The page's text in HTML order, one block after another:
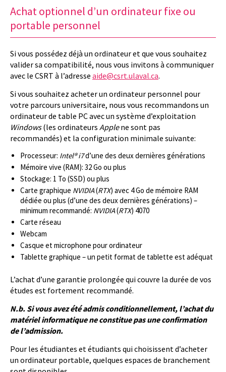
Achat optionnel d’un ordinateur fixe ou
portable personnel
Si vous possédez déjà un ordinateur et que vous souhaitez
valider sa compatibilité, nous vous invitons à communiquer
avec le CSRT à l’adresse aide@csrt.ulaval.ca.
Si vous souhaitez acheter un ordinateur personnel pour
votre parcours universitaire, nous vous recommandons un
ordinateur de table PC avec un système d’exploitation
Windows(les ordinateurs Applene sont pas
recommandés) et la configuration minimale suivante:
Processeur: Intel® i7d’une des deux dernières générations
Mémoire vive (RAM): 32 Go ou plus
Stockage: 1 To (SSD) ou plus
Carte graphique NVIDIA(RTX) avec 4 Go de mémoire RAM
dédiée ou plus (d’une des deux dernières générations) –
minimum recommandé: NVIDIA(RTX) 4070
Carte réseau
Webcam
Casque et microphone pour ordinateur
Tablette graphique – un petit format de tablette est adéquat
L’achat d’une garantie prolongée qui couvre la durée de vos
études est fortement recommandé.
N.b. Si vous avez été admis conditionnellement, l’achat du
matériel informatique ne constitue pas une confirmation
de l’admission.
Pour les étudiantes et étudiants qui choisissent d’acheter
un ordinateur portable, quelques espaces de branchement